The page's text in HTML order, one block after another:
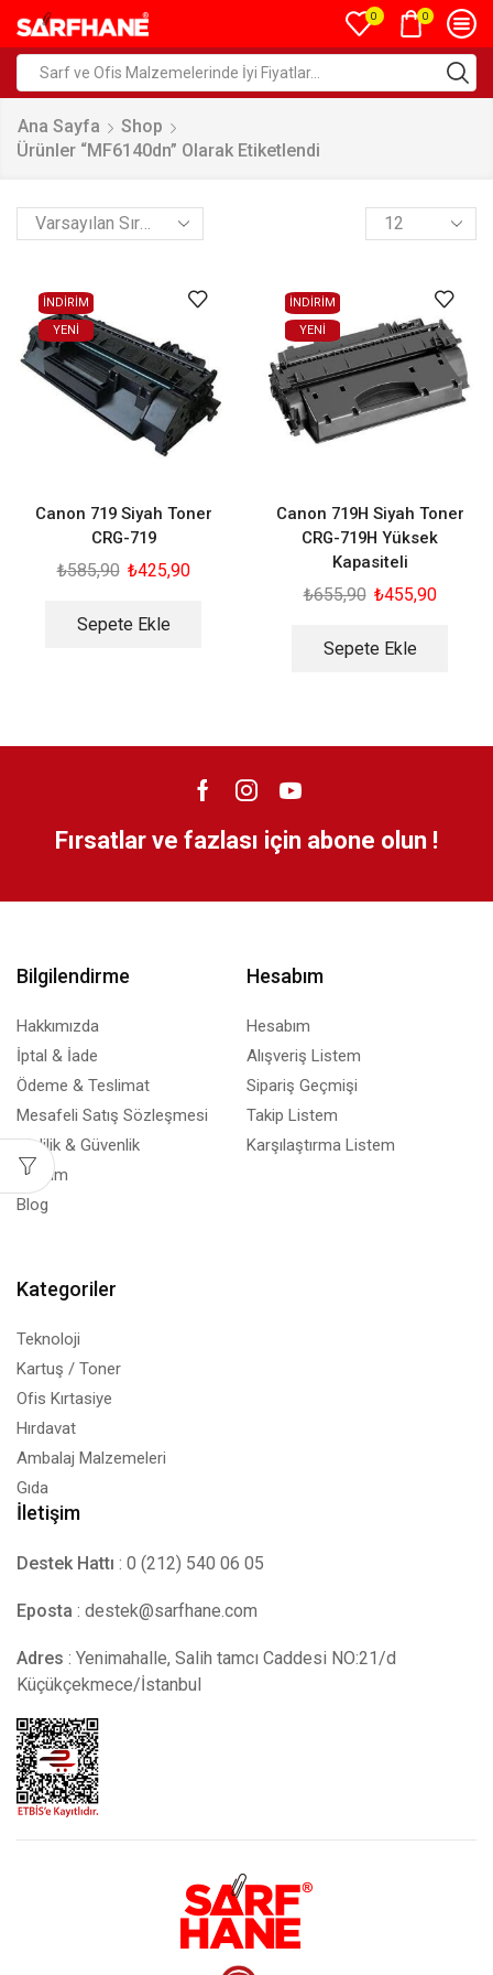
0 0
Ana Sayfa
Shop
Ürünler “MF6140dn” Olarak Etiketlendi
İNDİRİM
YENI
Canon 719 Siyah Toner
CRG-719
₺585,90 ₺425,90
Sepete Ekle
İNDİRİM
YENI
Canon 719H Siyah Toner
CRG-719H Yüksek
Kapasiteli
₺655,90 ₺455,90
Sepete Ekle
Fırsatlar ve fazlası için abone olun !
Bilgilendirme
Hakkımızda
İptal & İade
Ödeme & Teslimat
Mesafeli Satış Sözleşmesi
Gizlilik & Güvenlik
İletişim
Blog
Hesabım
Hesabım
Alışveriş Listem
Sipariş Geçmişi
Takip Listem
Karşılaştırma Listem
Kategoriler
Teknoloji
Kartuş / Toner
Ofis Kırtasiye
Hırdavat
Ambalaj Malzemeleri
Gıda
İletişim
Destek Hattı : 0 (212) 540 06 05
Eposta : destek@sarfhane.com
Adres : Yenimahalle, Salih tamcı Caddesi NO:21/d
Küçükçekmece/İstanbul